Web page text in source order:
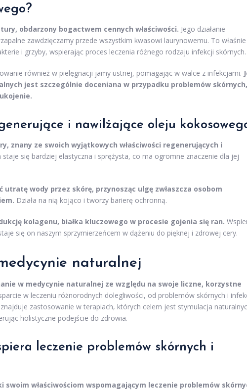
obdarzony bogactwem cennych właściwości. Jego działanie
zawdzięczamy przede wszystkim kwasowi laurynowemu. To
i grzyby, wspierając proces leczenia różnego rodzaju infekcji skórnych.
również w pielęgnacji jamy ustnej, pomagając w walce z infekcjami.
jest szczególnie doceniana w przypadku problemów skórnych,
i nawilżające oleju
znany ze swoich wyjątkowych właściwości regenerujących i
staje się bardziej elastyczna i sprężysta, co ma ogromne znaczenie dla jej
wody przez skórę, przynosząc ulgę zwłaszcza osobom
Działa na nią kojąco i tworzy barierę ochronną.
kolagenu, białka kluczowego w procesie gojenia się ran.
się on naszym sprzymierzeńcem w dążeniu do pięknej i zdrowej cery.
naturalnej
w medycynie naturalnej ze względu na swoje liczne, korzystne
w leczeniu różnorodnych dolegliwości, od problemów skórnych i
zastosowanie w terapiach, których celem jest stymulacja
holistyczne podejście do zdrowia.
leczenie problemów skórnych i
swoim właściwościom wspomagającym leczenie problemów